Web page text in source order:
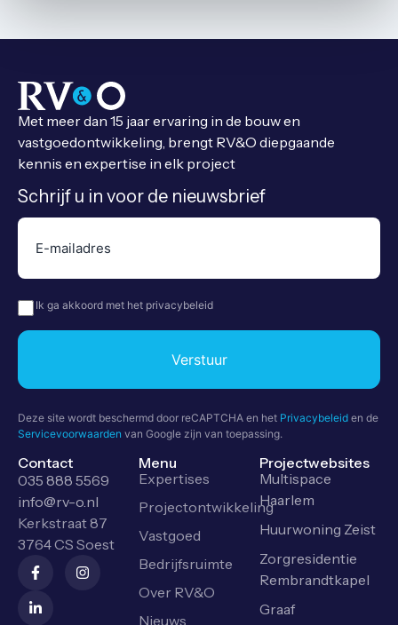
Met meer dan 15 jaar ervaring in de bouw en
vastgoedontwikkeling, brengt RV&O diepgaande
kennis en expertise in elk project
Schrijf u in voor de nieuwsbrief
E-
mailadres
Privacy(Vereist)
Ik ga akkoord met het privacybeleid
Verstuur
Deze site wordt beschermd door reCAPTCHA en het Privacybeleid en de
Servicevoorwaarden van Google zijn van toepassing.
Contact
035 888 5569
info@rv-o.nl
Kerkstraat 87
3764 CS Soest
Menu
Expertises
Projectontwikkeling
Vastgoed
Bedrijfsruimte
Over RV&O
Nieuws
Projectwebsites
Multispace
Haarlem
Huurwoning Zeist
Zorgresidentie
Rembrandtkapel
Graaf